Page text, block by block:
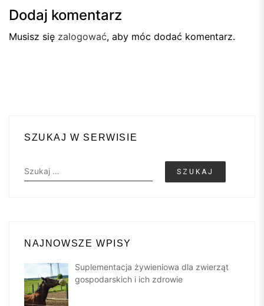
Dodaj komentarz
Musisz się zalogować, aby móc dodać komentarz.
SZUKAJ W SERWISIE
Szukaj:
NAJNOWSZE WPISY
Suplementacja żywieniowa dla zwierząt
gospodarskich i ich zdrowie